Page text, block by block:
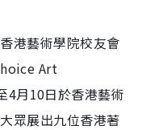
港藝術學院校友會
Art
月10日於香港藝術
眾展出九位香港著